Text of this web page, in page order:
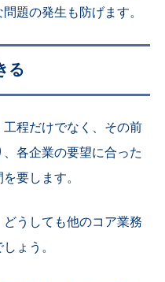
題の発生も防げます。
る
程だけでなく、その前
各企業の要望に合った
要します。
うしても他のコア業務
ょう。